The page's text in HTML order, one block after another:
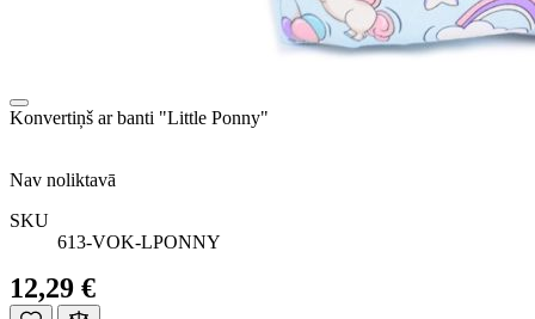
Konvertiņš ar banti "Little Ponny"
Nav noliktavā
SKU
613-VOK-LPONNY
12,29 €